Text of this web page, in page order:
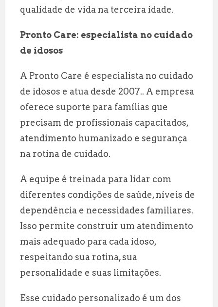
qualidade de vida na terceira idade.
Pronto Care: especialista no cuidado
de idosos
A Pronto Care é especialista no cuidado
de idosos e atua desde 2007.. A empresa
oferece suporte para famílias que
precisam de profissionais capacitados,
atendimento humanizado e segurança
na rotina de cuidado.
A equipe é treinada para lidar com
diferentes condições de saúde, níveis de
dependência e necessidades familiares.
Isso permite construir um atendimento
mais adequado para cada idoso,
respeitando sua rotina, sua
personalidade e suas limitações.
Esse cuidado personalizado é um dos